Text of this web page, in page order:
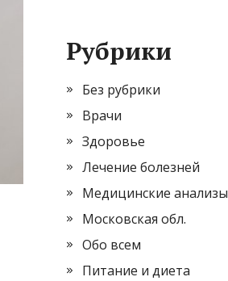
Рубрики
Без рубрики
Врачи
Здоровье
Лечение болезней
Медицинские анализы
Московская обл.
Обо всем
Питание и диета